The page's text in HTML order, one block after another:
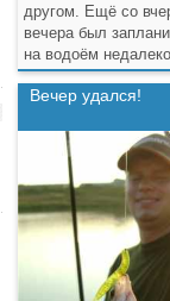
другом. Ещё со
вечера был
на водоём
Встал около
Вечер удался!